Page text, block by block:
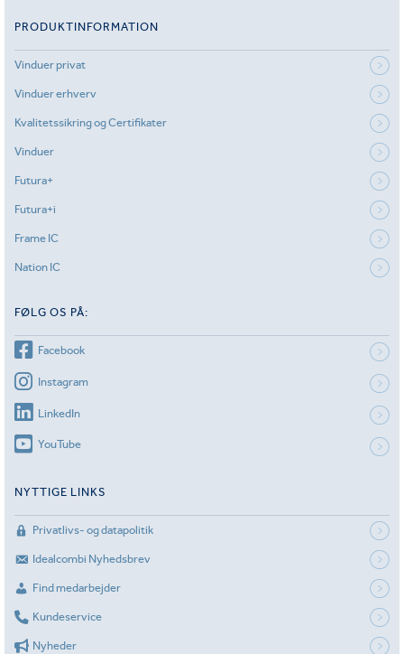
PRODUKTINFORMATION
Vinduer privat
Vinduer erhverv
Kvalitetssikring og Certifikater
Vinduer
Futura+
Futura+i
Frame IC
Nation IC
FØLG OS PÅ:
Facebook
Instagram
LinkedIn
YouTube
NYTTIGE LINKS
Privatlivs- og datapolitik
Idealcombi Nyhedsbrev
Find medarbejder
Kundeservice
Nyheder